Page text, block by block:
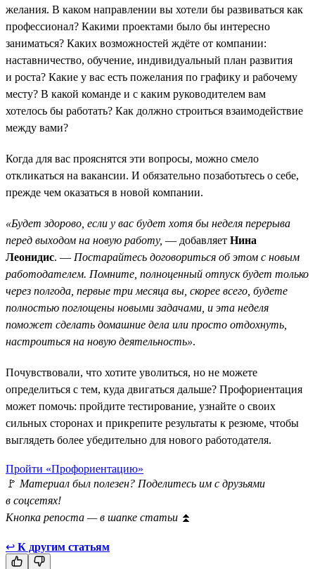
желания. В каком направлении вы хотели бы развиваться как
профессионал? Какими проектами было бы интересно
заниматься? Каких возможностей ждёте от компании:
наставничество, обучение, индивидуальный план развития
и роста? Какие у вас есть пожелания по графику и рабочему
месту? В какой команде и с каким руководителем вам
хотелось бы работать? Как должно строиться взаимодействие
между вами?
Когда для вас прояснятся эти вопросы, можно смело
откликаться на вакансии. И обязательно позаботьтесь о себе,
прежде чем оказаться в новой компании.
«Будет здорово, если у вас будет хотя бы неделя перерыва
перед выходом на новую работу, — добавляет Нина
Леонидис. — Постарайтесь договориться об этом с новым
работодателем. Помните, полноценный отпуск будет только
через полгода, первые три месяца вы, скорее всего, будете
полностью поглощены новыми задачами, и эта неделя
поможет сделать домашние дела или просто отдохнуть,
настроиться на новую деятельность».
Почувствовали, что хотите уволиться, но не можете
определиться с тем, куда двигаться дальше? Профориентация
может помочь: пройдите тестирование, узнайте о своих
сильных сторонах и прикрепите результаты к резюме, чтобы
выглядеть более убедительно для нового работодателя.
Пройти «Профориентацию»
🚩 Материал был полезен? Поделитесь им с друзьями
в соцсетях!
Кнопка репоста — в шапке статьи ⏫
↩ К другим статьям